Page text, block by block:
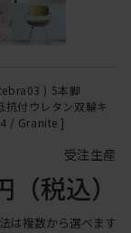
) 5本脚
付ウレタン双輪キ
/ Granite ]
受注生産
（税込）
は複数から選べます